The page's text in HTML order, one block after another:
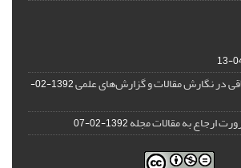
در نگارش مقالات و گزارش‌‌های علمی
1392-02-
ارجاع به مقالات مجله1392-02-07